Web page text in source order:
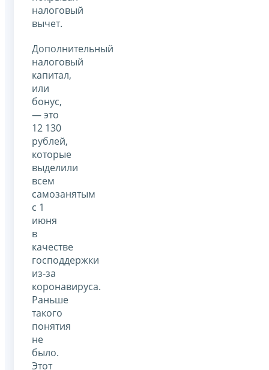
налоговый
вычет.
Дополнительный
налоговый
капитал,
или
бонус,
— это
12 130
рублей,
которые
выделили
всем
самозанятым
с 1
июня
в
качестве
господдержки
из-за
коронавируса.
Раньше
такого
понятия
не
было.
Этот